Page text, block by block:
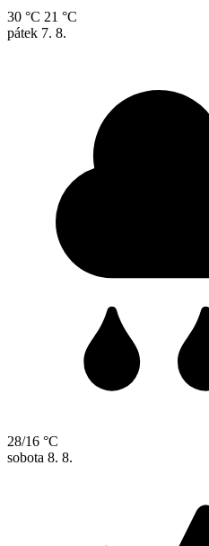
30 °C 21 °C
pátek 7. 8.
28/16 °C
sobota 8. 8.